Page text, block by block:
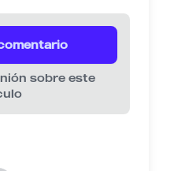
sobre este